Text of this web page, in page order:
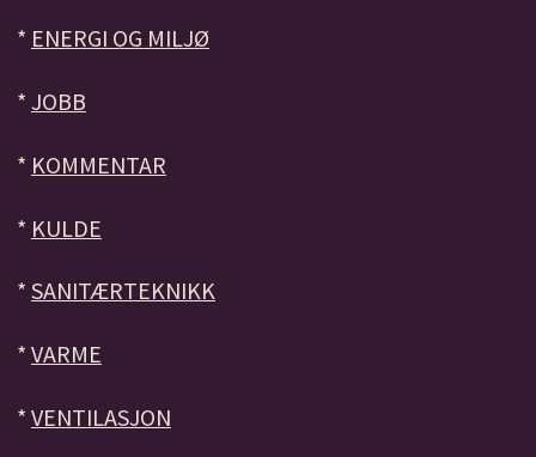
* ENERGI OG MILJØ
* JOBB
* KOMMENTAR
* KULDE
* SANITÆRTEKNIKK
* VARME
* VENTILASJON